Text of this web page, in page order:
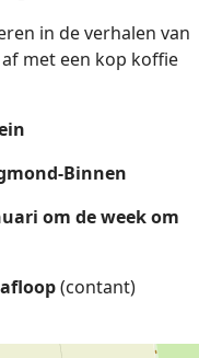
in de verhalen van
met een kop koffie
Binnen
om de week om
(contant)